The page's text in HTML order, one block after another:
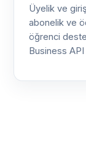
Üyelik ve
abonelik ve
öğrenci
Business API